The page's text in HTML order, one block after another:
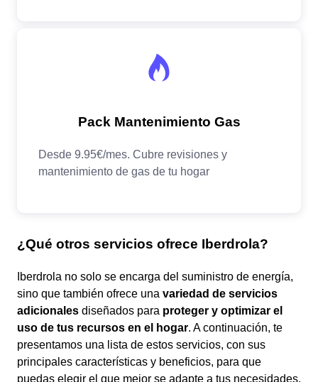
¿Qué otros servicios ofrece Iberdrola?
Iberdrola no solo se encarga del suministro de energía,
sino que también ofrece una variedad de servicios
adicionales diseñados para proteger y optimizar el
uso de tus recursos en el hogar. A continuación, te
presentamos una lista de estos servicios, con sus
principales características y beneficios, para que
puedas elegir el que mejor se adapte a tus necesidades.